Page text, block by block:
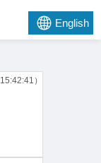
English
）